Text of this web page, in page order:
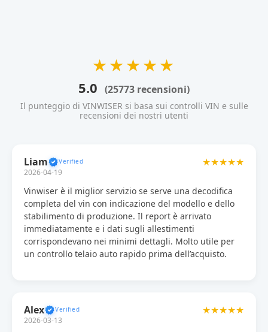
★★★★★
5.0 (25773 recensioni)
Il punteggio di VINWISER si basa sui controlli VIN e sulle
recensioni dei nostri utenti
Liam
2026-04-19
★★★★★
Vinwiser è il miglior servizio se serve una decodifica
completa del vin con indicazione del modello e dello
stabilimento di produzione. Il report è arrivato
immediatamente e i dati sugli allestimenti
corrispondevano nei minimi dettagli. Molto utile per
un controllo telaio auto rapido prima dell’acquisto.
Alex
2026-03-13
★★★★★